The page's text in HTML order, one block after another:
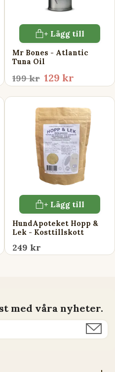
+ Lägg till
Mr Bones - Atlantic
Tuna Oil
199 kr 129 kr
+ Lägg till
HundApoteket Hopp &
Lek - Kosttillskott
249 kr
med våra nyheter.